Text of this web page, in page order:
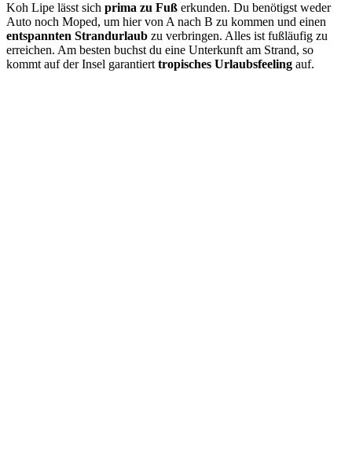
Koh Lipe lässt sich prima zu Fuß erkunden. Du benötigst weder
Auto noch Moped, um hier von A nach B zu kommen und einen
entspannten Strandurlaub zu verbringen. Alles ist fußläufig zu
erreichen. Am besten buchst du eine Unterkunft am Strand, so
kommt auf der Insel garantiert tropisches Urlaubsfeeling auf.